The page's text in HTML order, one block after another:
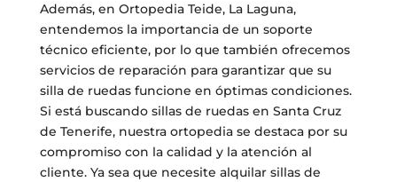
Además, en Ortopedia Teide, La Laguna,
entendemos la importancia de un soporte
técnico eficiente, por lo que también ofrecemos
servicios de reparación para garantizar que su
silla de ruedas funcione en óptimas condiciones.
Si está buscando sillas de ruedas en Santa Cruz
de Tenerife, nuestra ortopedia se destaca por su
compromiso con la calidad y la atención al
cliente. Ya sea que necesite alquilar sillas de